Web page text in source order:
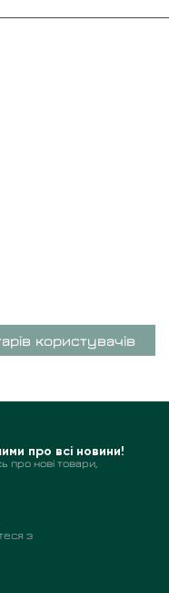
користувачів
про всі новини!
про нові товари,
з